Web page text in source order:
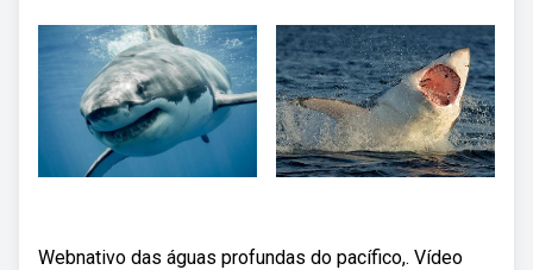
Webnativo das águas profundas do pacífico,. Vídeo